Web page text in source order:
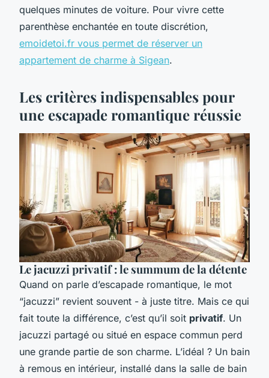
quelques minutes de voiture. Pour vivre cette
parenthèse enchantée en toute discrétion,
emoidetoi.fr vous permet de réserver un
appartement de charme à Sigean.
Les critères indispensables pour
une escapade romantique réussie
Le jacuzzi privatif : le summum de la détente
Quand on parle d’escapade romantique, le mot
“jacuzzi” revient souvent - à juste titre. Mais ce qui
fait toute la différence, c’est qu’il soit privatif. Un
jacuzzi partagé ou situé en espace commun perd
une grande partie de son charme. L’idéal ? Un bain
à remous en intérieur, installé dans la salle de bain